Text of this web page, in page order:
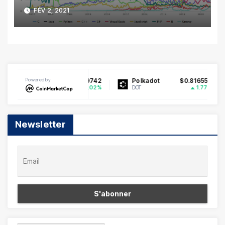
FÉV 2, 2021
Powered by
$0.199742
1.02%
Polkadot $0.816550
DOT 1.77%
Polygon (prev.
Newsletter